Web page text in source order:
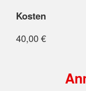
Kosten
40,00 €